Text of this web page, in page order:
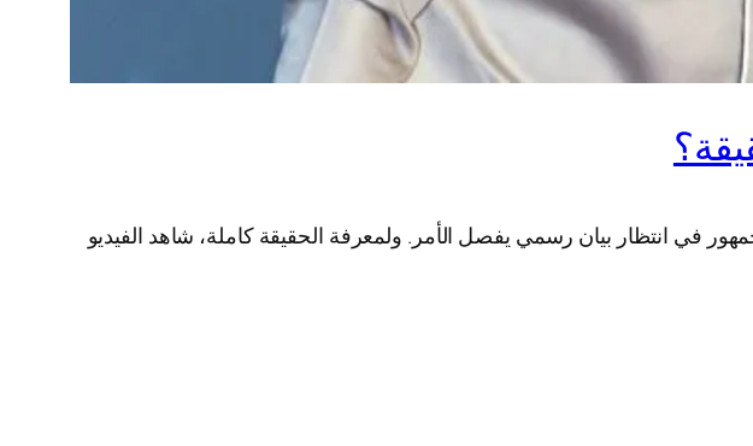
في انتظار بيان رسمي يفصل الأمر. ولمعرفة الحقيقة كاملة، شاهد الفيديو